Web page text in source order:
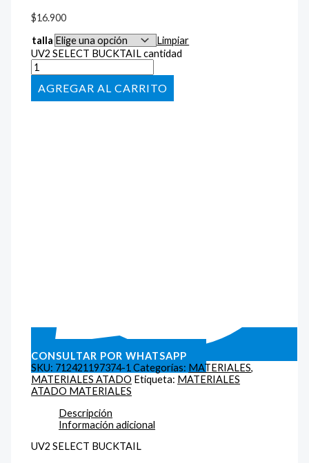
$16.900
talla
Limpiar
UV2 SELECT BUCKTAIL cantidad
AÑADIR AL CARRITO
CONSULTAR POR WHATSAPP
SKU: 712421197374-1 Categorías: MATERIALES,
MATERIALES ATADO Etiqueta: MATERIALES
ATADO MATERIALES
Descripción
Información adicional
UV2 SELECT BUCKTAIL